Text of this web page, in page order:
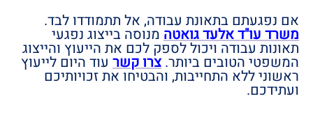
אם נפגעתם בתאונת עבודה, אל תתמודדו לבד.
משרד עו"ד אלעד גואטה מנוסה בייצוג נפגעי
תאונות עבודה ויכול לספק לכם את הייעוץ והייצוג
המשפטי הטובים ביותר.צרו קשר עוד היום לייעוץ
ראשוני ללא התחייבות, והבטיחו את זכויותיכם
ועתידכם.